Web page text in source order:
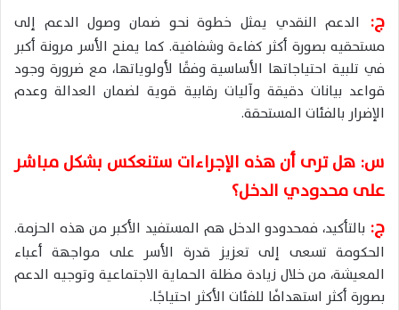
ج: الدعم النقدي يمثل خطوة نحو ضمان وصول الدعم إلى
مستحقيه بصورة أكثر كفاءة وشفافية. كما يمنح الأسر مرونة أكبر
في تلبية احتياجاتها الأساسية وفقًا لأولوياتها، مع ضرورة وجود
قواعد بيانات دقيقة وآليات رقابية قوية لضمان العدالة وعدم
الإضرار بالفئات المستحقة.
س: هل ترى أن هذه الإجراءات ستنعكس بشكل مباشر
على محدودي الدخل؟
ج: بالتأكيد، فمحدودو الدخل هم المستفيد الأكبر من هذه الحزمة.
الحكومة تسعى إلى تعزيز قدرة الأسر على مواجهة أعباء
المعيشة، من خلال زيادة مظلة الحماية الاجتماعية وتوجيه الدعم
بصورة أكثر استهدافًا للفئات الأكثر احتياجًا.